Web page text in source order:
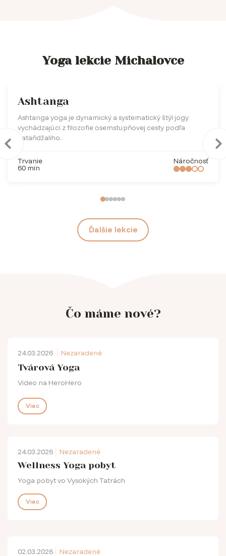
Yoga lekcie Michalovce
Ashtanga
Ashtanga yoga je dynamický a systematický štýl jogy
vychádzajúci z filozofie osemstupňovej cesty podľa
Pataňdžaliho.
Trvanie
60 min
Náročnosť
Ďalšie lekcie
Čo máme nové?
24.03.2026 Nezaradené
Tvárová Yoga
Video na HeroHero
Viac
24.03.2026 Nezaradené
Wellness Yoga pobyt
Yoga pobyt vo Vysokých Tatrách
Viac
02.03.2026 Nezaradené